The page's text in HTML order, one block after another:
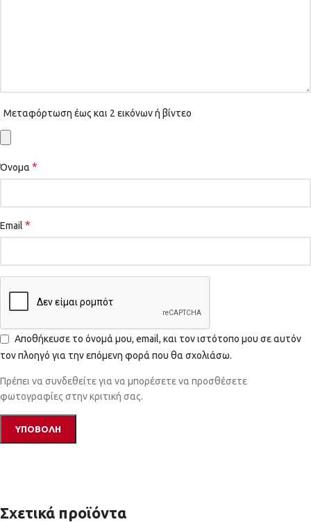
Μεταφόρτωση έως και 2 εικόνων ή βίντεο
Όνομα *
Email *
Αποθήκευσε το όνομά μου, email, και τον ιστότοπο μου σε αυτόν
τον πλοηγό για την επόμενη φορά που θα σχολιάσω.
Πρέπει να συνδεθείτε για να μπορέσετε να προσθέσετε
φωτογραφίες στην κριτική σας.
Σχετικά προϊόντα